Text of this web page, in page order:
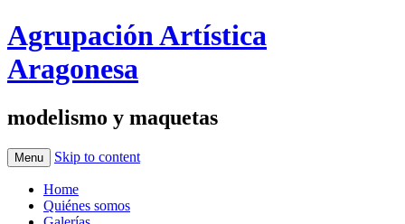
Agrupación Artística
Aragonesa
modelismo y maquetas
Menu Skip to content
Home
Quiénes somos